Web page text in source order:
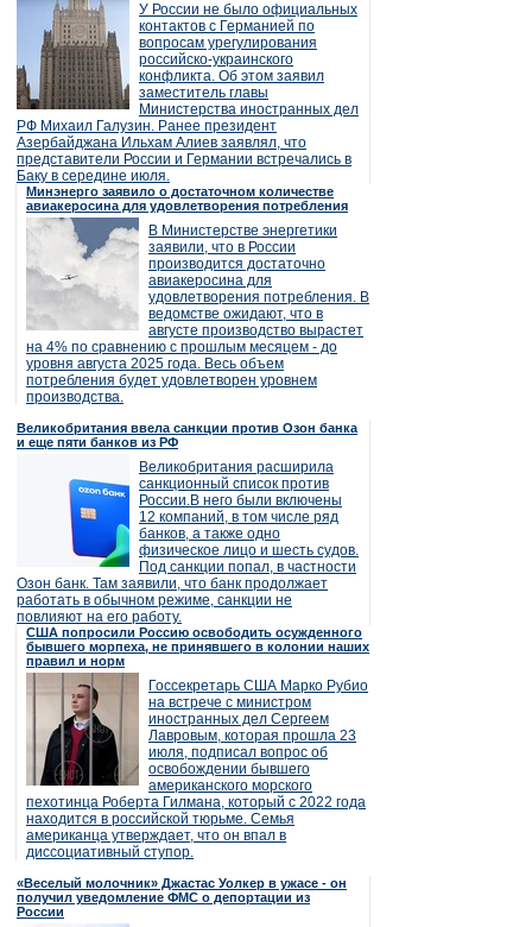
У России не было официальных
контактов с Германией по
вопросам урегулирования
российско-украинского
конфликта. Об этом заявил
заместитель главы
Министерства иностранных дел
РФ Михаил Галузин. Ранее президент
Азербайджана Ильхам Алиев заявлял, что
представители России и Германии встречались в
Баку в середине июля.
Минэнерго заявило о достаточном количестве
авиакеросина для удовлетворения потребления
В Министерстве энергетики
заявили, что в России
производится достаточно
авиакеросина для
удовлетворения потребления. В
ведомстве ожидают, что в
августе производство вырастет
на 4% по сравнению с прошлым месяцем - до
уровня августа 2025 года. Весь объем
потребления будет удовлетворен уровнем
производства.
Великобритания ввела санкции против Озон банка
и еще пяти банков из РФ
Великобритания расширила
санкционный список против
России.В него были включены
12 компаний, в том числе ряд
банков, а также одно
физическое лицо и шесть судов.
Под санкции попал, в частности
Озон банк. Там заявили, что банк продолжает
работать в обычном режиме, санкции не
повлияют на его работу.
США попросили Россию освободить осужденного
бывшего морпеха, не принявшего в колонии наших
правил и норм
Госсекретарь США Марко Рубио
на встрече с министром
иностранных дел Сергеем
Лавровым, которая прошла 23
июля, подписал вопрос об
освобождении бывшего
американского морского
пехотинца Роберта Гилмана, который с 2022 года
находится в российской тюрьме. Семья
американца утверждает, что он впал в
диссоциативный ступор.
«Веселый молочник» Джастас Уолкер в ужасе - он
получил уведомление ФМС о депортации из
России